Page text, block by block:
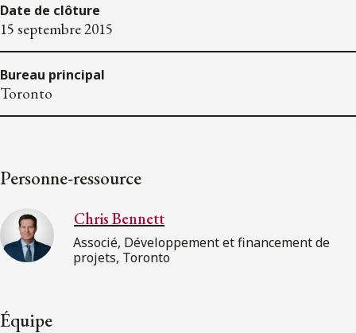
Date de clôture
15 septembre 2015
Bureau principal
Toronto
Personne-ressource
Chris Bennett
Associé, Développement et financement de
projets, Toronto
Équipe